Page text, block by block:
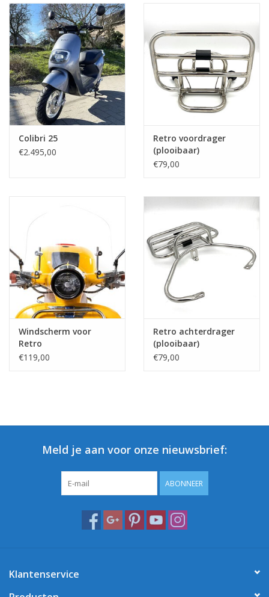
Colibri 25
€2.495,00
Retro voordrager
(plooibaar)
€79,00
Windscherm voor
Retro
€119,00
Retro achterdrager
(plooibaar)
€79,00
Meld je aan voor onze nieuwsbrief:
ABONNEER
Klantenservice